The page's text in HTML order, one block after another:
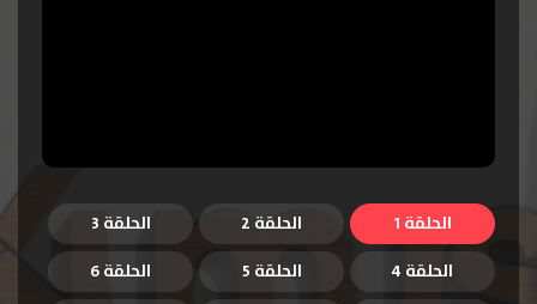
الحلقة 1 الحلقة 2
الحلقة 3
الحلقة 4
الحلقة 5 الحلقة 6